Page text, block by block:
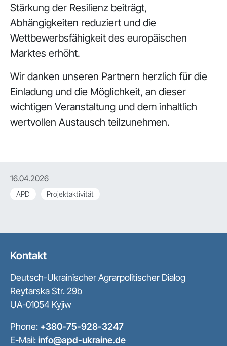
Stärkung der Resilienz beiträgt,
Abhängigkeiten reduziert und die
Wettbewerbsfähigkeit des europäischen
Marktes erhöht.
Wir danken unseren Partnern herzlich für die
Einladung und die Möglichkeit, an dieser
wichtigen Veranstaltung und dem inhaltlich
wertvollen Austausch teilzunehmen.
16.04.2026
APD Projektaktivität
Kontakt
Deutsch-Ukrainischer Agrarpolitischer Dialog
Reytarska Str. 29b
UA-01054 Kyjiw
Phone: +380-75-928-3247
E-Mail:info@apd-ukraine.de